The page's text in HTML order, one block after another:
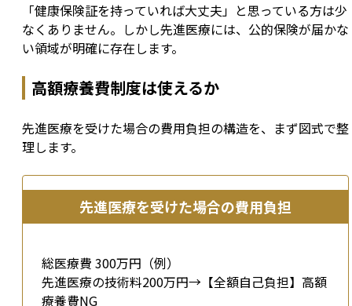
「健康保険証を持っていれば大丈夫」と思っている方は少
なくありません。しかし先進医療には、公的保険が届かな
い領域が明確に存在します。
高額療養費制度は使えるか
先進医療を受けた場合の費用負担の構造を、まず図式で整
理します。
先進医療を受けた場合の費用負担
総医療費 300万円（例）
先進医療の技術料200万円→【全額自己負担】高額
療養費NG